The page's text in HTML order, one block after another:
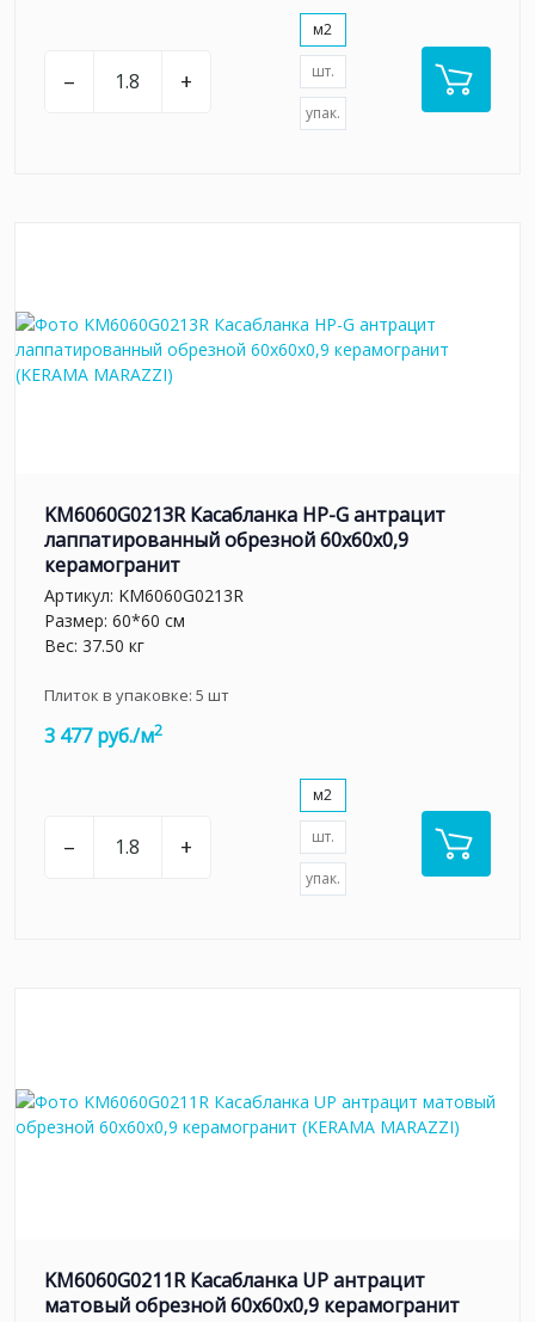
– +
м2
шт.
упак.
KM6060G0213R Касабланка HP-G антрацит
лаппатированный обрезной 60x60x0,9
керамогранит
Артикул: KM6060G0213R
Размер: 60*60 см
Вес: 37.50 кг
Плиток в упаковке: 5 шт
3 477 руб./м2
– +
м2
шт.
упак.
KM6060G0211R Касабланка UP антрацит
матовый обрезной 60x60x0,9 керамогранит